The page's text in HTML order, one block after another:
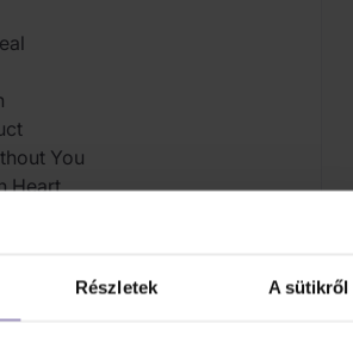
Részletek A sütikről
You
Heart
TERMÉKEK